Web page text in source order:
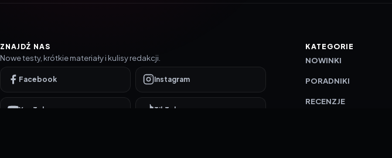
ZNAJDŹ NAS
Nowe testy, krótkie materiały i kulisy redakcji.
Facebook Instagram
YouTube TikTok
KATEGORIE
NOWINKI
PORADNIKI
RECENZJE